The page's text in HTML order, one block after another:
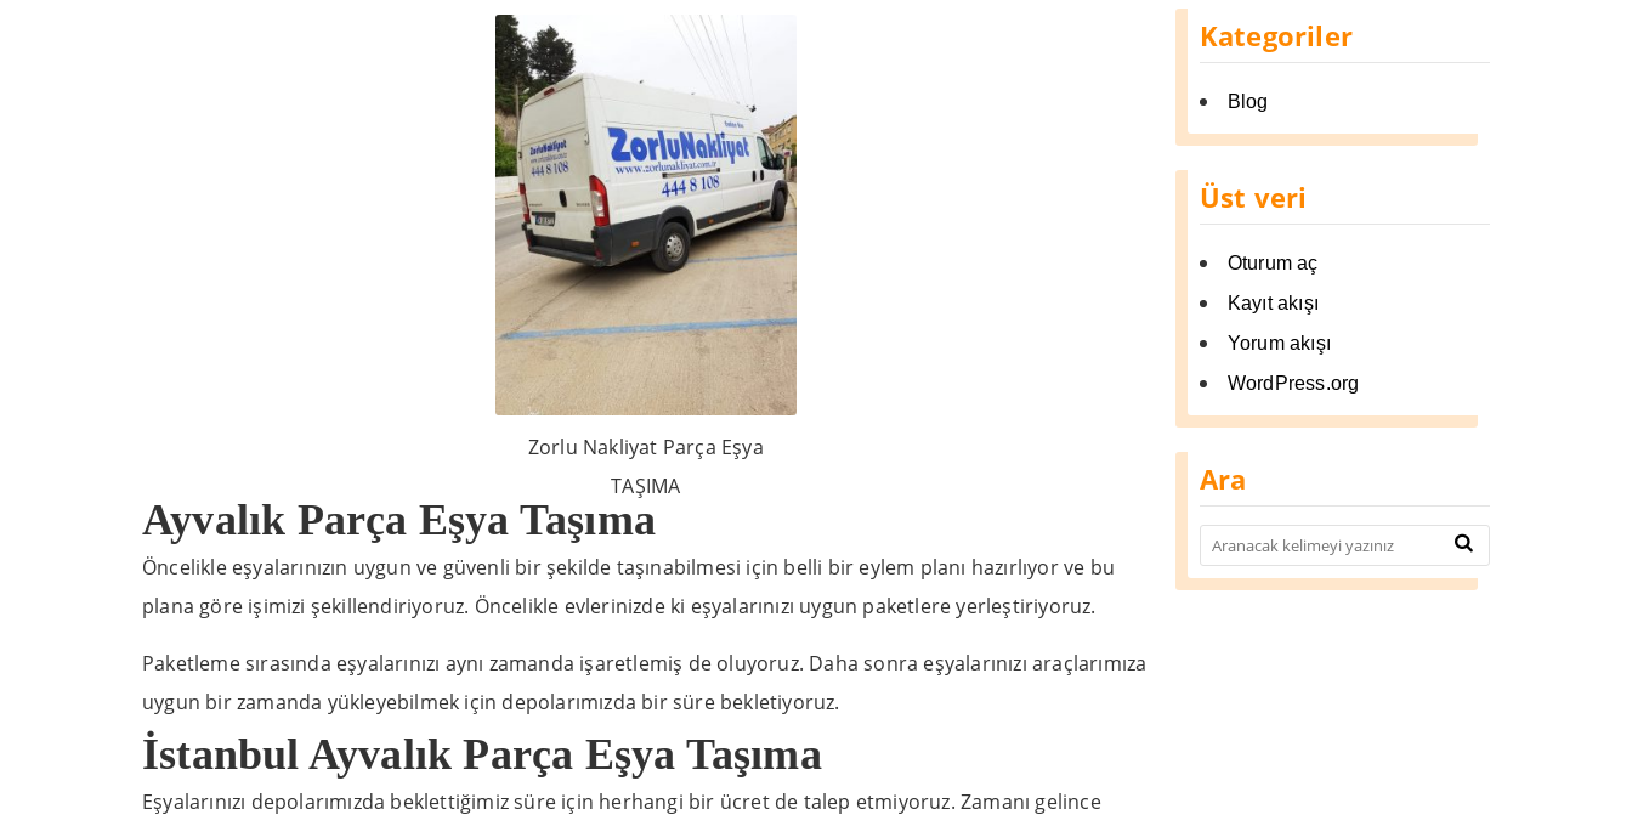
Zorlu Nakliyat Parça Eşya
TAŞIMA
Ayvalık Parça Eşya Taşıma
Öncelikle eşyalarınızın uygun ve güvenli bir şekilde taşınabilmesi için belli bir eylem planı hazırlıyor ve bu
plana göre işimizi şekillendiriyoruz. Öncelikle evlerinizde ki eşyalarınızı uygun paketlere yerleştiriyoruz.
Paketleme sırasında eşyalarınızı aynı zamanda işaretlemiş de oluyoruz. Daha sonra eşyalarınızı araçlarımıza
uygun bir zamanda yükleyebilmek için depolarımızda bir süre bekletiyoruz.
İstanbul Ayvalık Parça Eşya Taşıma
Eşyalarınızı depolarımızda beklettiğimiz süre için herhangi bir ücret de talep etmiyoruz. Zamanı gelince
Kategoriler
Blog
Üst veri
Oturum aç
Kayıt akışı
Yorum akışı
WordPress.org
Ara